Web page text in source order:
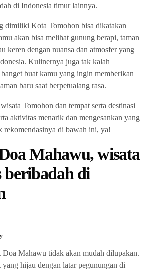
di Indonesia timur lainnya.
dimiliki Kota Tomohon bisa dikatakan
akan bisa melihat gunung berapi, taman
keren dengan nuansa dan atmosfer yang
Kulinernya juga tak kalah
buat kamu yang ingin memberikan
baru saat berpetualang rasa.
Tomohon dan tempat serta destinasi
aktivitas menarik dan mengesankan yang
rekomendasinya di bawah ini, ya!
Mahawu, wisata
beribadah di
Mahawu tidak akan mudah dilupakan.
hijau dengan latar pegunungan di